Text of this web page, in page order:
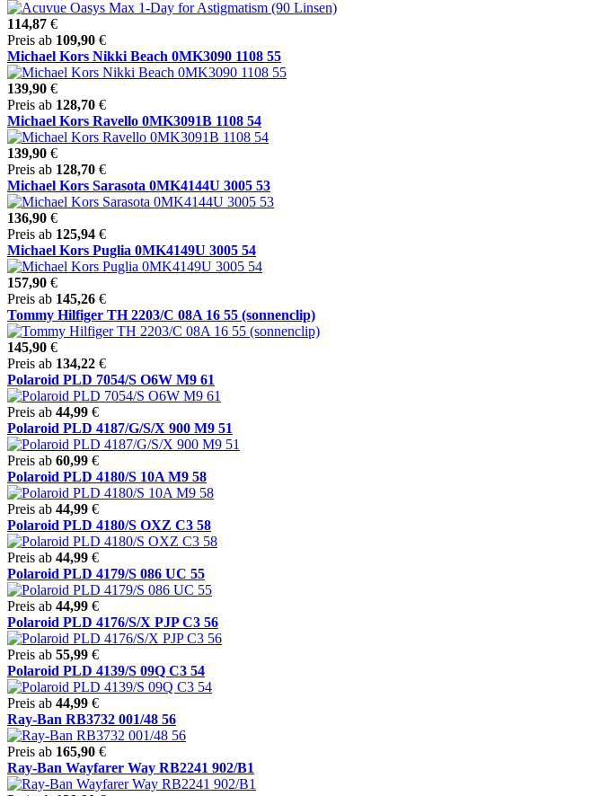
114,87 €
Preis ab 109,90 €
Michael Kors Nikki Beach 0MK3090 1108 55
139,90 €
Preis ab 128,70 €
Michael Kors Ravello 0MK3091B 1108 54
139,90 €
Preis ab 128,70 €
Michael Kors Sarasota 0MK4144U 3005 53
136,90 €
Preis ab 125,94 €
Michael Kors Puglia 0MK4149U 3005 54
157,90 €
Preis ab 145,26 €
Tommy Hilfiger TH 2203/C 08A 16 55 (sonnenclip)
145,90 €
Preis ab 134,22 €
Polaroid PLD 7054/S O6W M9 61
Preis ab 44,99 €
Polaroid PLD 4187/G/S/X 900 M9 51
Preis ab 60,99 €
Polaroid PLD 4180/S 10A M9 58
Preis ab 44,99 €
Polaroid PLD 4180/S OXZ C3 58
Preis ab 44,99 €
Polaroid PLD 4179/S 086 UC 55
Preis ab 44,99 €
Polaroid PLD 4176/S/X PJP C3 56
Preis ab 55,99 €
Polaroid PLD 4139/S 09Q C3 54
Preis ab 44,99 €
Ray-Ban RB3732 001/48 56
Preis ab 165,90 €
Ray-Ban Wayfarer Way RB2241 902/B1